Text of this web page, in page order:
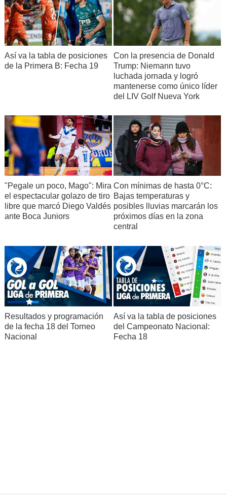
Así va la tabla de posiciones
de la Primera B: Fecha 19
Con la presencia de Donald
Trump: Niemann tuvo
luchada jornada y logró
mantenerse como único líder
del LIV Golf Nueva York
"Pegale un poco, Mago": Mira
el espectacular golazo de tiro
libre que marcó Diego Valdés
ante Boca Juniors
Con mínimas de hasta 0°C:
Bajas temperaturas y
posibles lluvias marcarán los
próximos días en la zona
central
Resultados y programación
de la fecha 18 del Torneo
Nacional
Así va la tabla de posiciones
del Campeonato Nacional:
Fecha 18